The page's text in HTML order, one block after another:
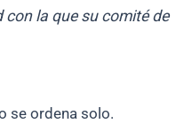
la que su comité de
se ordena solo.